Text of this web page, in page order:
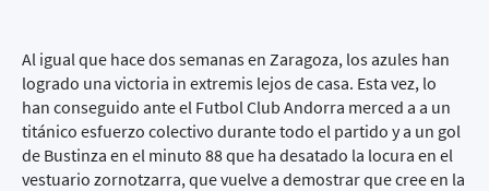
Al igual que hace dos semanas en Zaragoza, los azules han
logrado una victoria in extremis lejos de casa. Esta vez, lo
han conseguido ante el Futbol Club Andorra merced a a un
titánico esfuerzo colectivo durante todo el partido y a un gol
de Bustinza en el minuto 88 que ha desatado la locura en el
vestuario zornotzarra, que vuelve a demostrar que cree en la